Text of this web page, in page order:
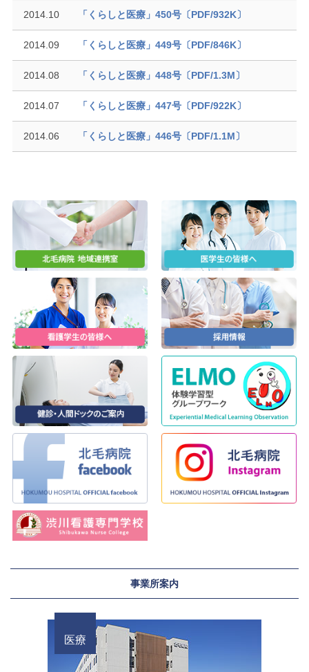
2014.10 「くらしと医療」450号〔PDF/932K〕
2014.09 「くらしと医療」449号〔PDF/846K〕
2014.08 「くらしと医療」448号〔PDF/1.3M〕
2014.07 「くらしと医療」447号〔PDF/922K〕
2014.06 「くらしと医療」446号〔PDF/1.1M〕
事業所案内
医療